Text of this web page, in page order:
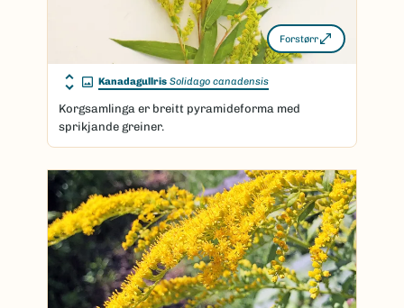
Forstørr
Kanadagullris Solidago canadensis
Korgsamlinga er breitt pyramideforma med
sprikjande greiner.